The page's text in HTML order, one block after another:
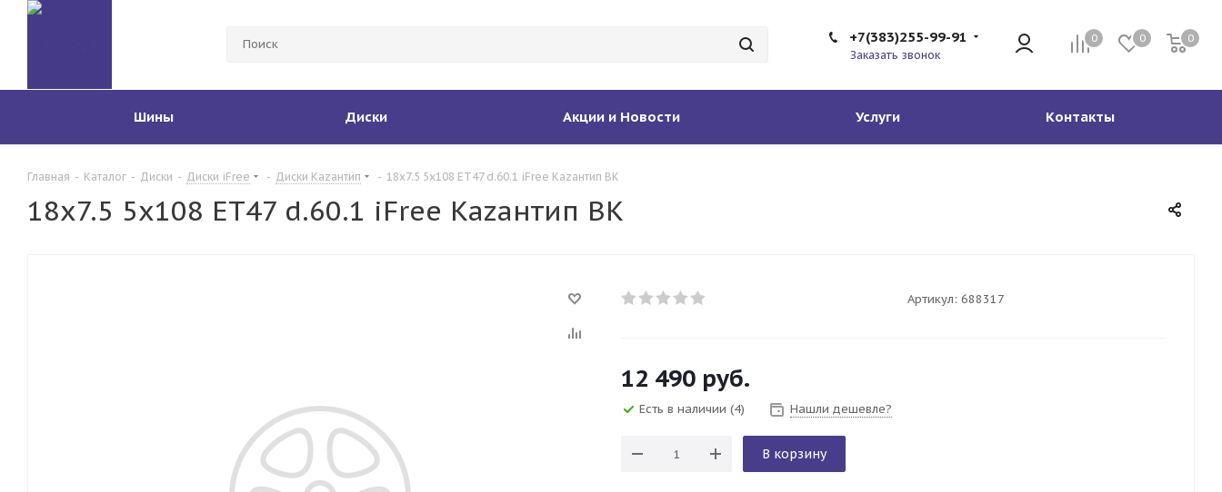
0 0 0
+7(383)255-99-91
Заказать звонок
Шины Диски Акции и Новости Услуги Контакты
Главная - Каталог - Диски - Диски iFree - Диски Каzантип - 18x7.5 5x108 ET47 d.60.1 iFree Каzантип BK
18x7.5 5x108 ET47 d.60.1 iFree Каzантип BK
Артикул: 688317
12 490 руб.
Есть в наличии (4) Нашли дешевле?
В корзину